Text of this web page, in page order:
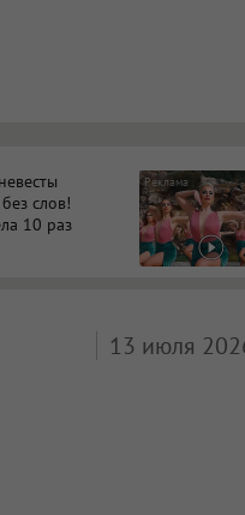
слов!
10 раз
13 июля